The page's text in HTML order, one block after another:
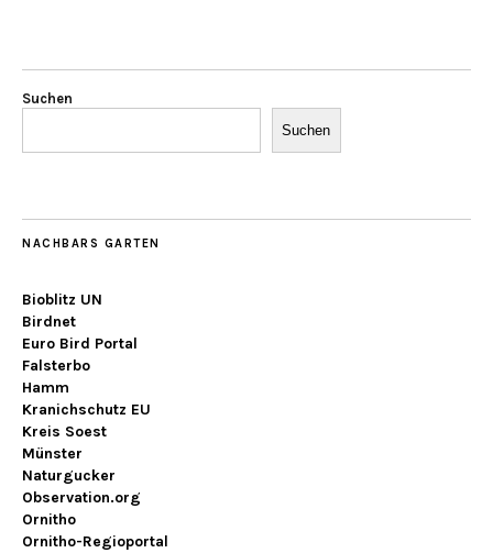
Suchen
Suchen
NACHBARS GARTEN
Bioblitz UN
Birdnet
Euro Bird Portal
Falsterbo
Hamm
Kranichschutz EU
Kreis Soest
Münster
Naturgucker
Observation.org
Ornitho
Ornitho-Regioportal